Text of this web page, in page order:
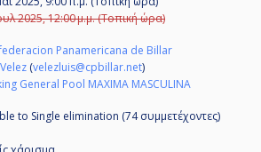
2025, 12:00 μ.μ. (Τοπική ώρα)
Panamericana de Billar
(velezluis@cpbillar.net)
General Pool MAXIMA MASCULINA
to Single elimination (74συμμετέχοντες)